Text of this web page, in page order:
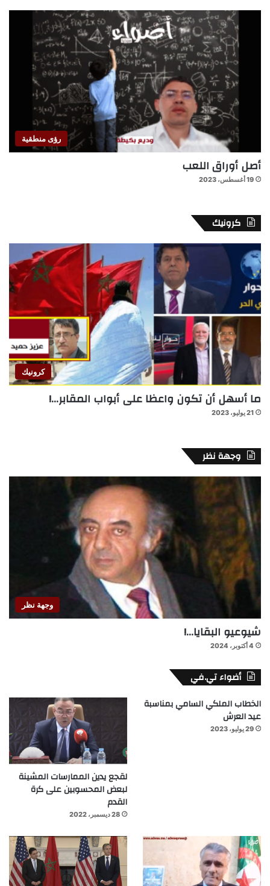
رؤى منطقية
أصل أوراق اللعب
19 أغسطس، 2023
كرونيك
كرونيك
ما أسهل أن تكون واعظا على أبواب المقابر…!
21 يوليو، 2023
وجهة نظر
وجهة نظر
شيوعيو البقايا…!
4 أكتوبر، 2024
أضواء تي.في
الخطاب الملكي السامي بمناسبة
عيد العرش
29 يوليو، 2023
لقجع يدين الممارسات المشينة
لبعض المحسوبين على كرة
القدم
28 ديسمبر، 2022